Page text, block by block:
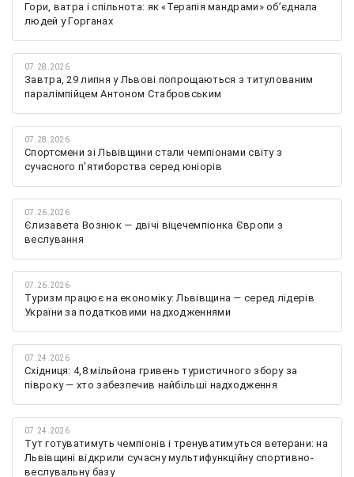
Гори, ватра і спільнота: як «Терапія мандрами» об’єднала
людей у Горганах
07.28.2026
Завтра, 29 липня у Львові попрощаються з титулованим
паралімпійцем Антоном Стабровським
07.28.2026
Спортсмени зі Львівщини стали чемпіонами світу з
сучасного п'ятиборства серед юніорів
07.26.2026
Єлизавета Вознюк — двічі віцечемпіонка Європи з
веслування
07.26.2026
Туризм працює на економіку: Львівщина — серед лідерів
України за податковими надходженнями
07.24.2026
Східниця: 4,8 мільйона гривень туристичного збору за
півроку — хто забезпечив найбільші надходження
07.24.2026
Тут готуватимуть чемпіонів і тренуватимуться ветерани: на
Львівщині відкрили сучасну мультифункційну спортивно-
веслувальну базу